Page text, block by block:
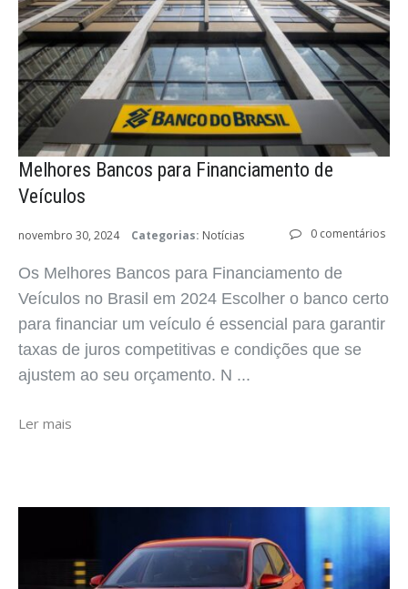
Melhores Bancos para Financiamento de
Veículos
0 comentários
novembro 30, 2024 Categorias: Notícias
Os Melhores Bancos para Financiamento de
Veículos no Brasil em 2024 Escolher o banco certo
para financiar um veículo é essencial para garantir
taxas de juros competitivas e condições que se
ajustem ao seu orçamento. N ...
Ler mais